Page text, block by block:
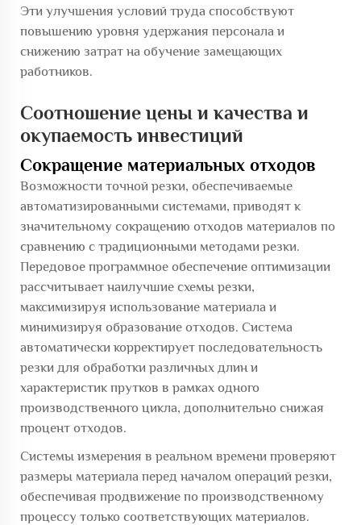
Эти улучшения условий труда способствуют
повышению уровня удержания персонала и
снижению затрат на обучение замещающих
работников.
Соотношение цены и качества и
окупаемость инвестиций
Сокращение материальных отходов
Возможности точной резки, обеспечиваемые
автоматизированными системами, приводят к
значительному сокращению отходов материалов по
сравнению с традиционными методами резки.
Передовое программное обеспечение оптимизации
рассчитывает наилучшие схемы резки,
максимизируя использование материала и
минимизируя образование отходов. Система
автоматически корректирует последовательность
резки для обработки различных длин и
характеристик прутков в рамках одного
производственного цикла, дополнительно снижая
процент отходов.
Системы измерения в реальном времени проверяют
размеры материала перед началом операций резки,
обеспечивая продвижение по производственному
процессу только соответствующих материалов.